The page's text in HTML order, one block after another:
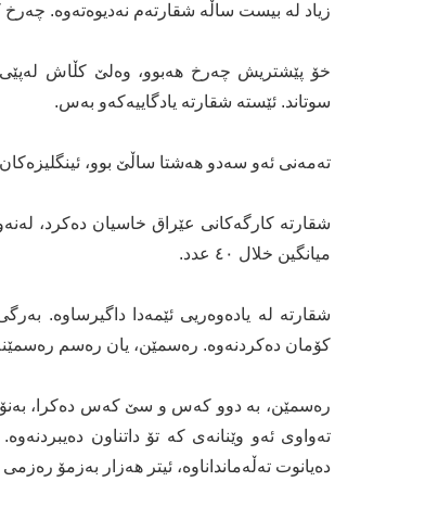
زیاد لە بیست ساڵە شقارتەم نەدیوەتەوە. چەرخ
خۆ پێشتریش چەرخ هەبوو، وەلێ کڵاش لەپێی
سوتاند. ئێستە شقارتە یادگاییەکەو بەس.
تەمەنی ئەو سەدو هەشتا ساڵێ بوو، ئینگلیزەکان
شقارتە کارگەکانی عێراق خاسیان دەکرد،
میانگین خلال ٤٠ عدد.
شقارتە لە یادەوەریی ئێمەدا داگیرساوە.
کۆمان دەکردنەوە. رەسمێن، یان رەسم
رەسمێن، بە دوو کەس و سێ کەس دەکرا، بەنۆرە
تەواوی ئەو وێنانەی کە تۆ داتناون
دەیانوت تەڵەمانداناوە، ئیتر هەزار بەزمۆ